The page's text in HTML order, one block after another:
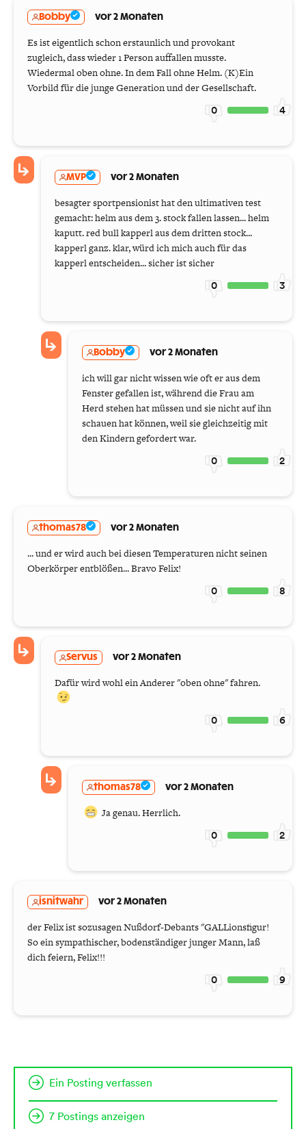
Bobby vor 2 Monaten
Es ist eigentlich schon erstaunlich und provokant
zugleich, dass wieder 1 Person auffallen musste.
Wiedermal oben ohne. In dem Fall ohne Helm. (K)Ein
Vorbild für die junge Generation und der Gesellschaft.
0 4
MVP vor 2 Monaten
besagter sportpensionist hat den ultimativen test
gemacht: helm aus dem 3. stock fallen lassen... helm
kaputt. red bull kapperl aus dem dritten stock...
kapperl ganz. klar, würd ich mich auch für das
kapperl entscheiden... sicher ist sicher
0 3
Bobby vor 2 Monaten
ich will gar nicht wissen wie oft er aus dem
Fenster gefallen ist, während die Frau am
Herd stehen hat müssen und sie nicht auf ihn
schauen hat können, weil sie gleichzeitig mit
den Kindern gefordert war.
0 2
thomas78 vor 2 Monaten
... und er wird auch bei diesen Temperaturen nicht seinen
Oberkörper entblößen... Bravo Felix!
0 8
Servus vor 2 Monaten
Dafür wird wohl ein Anderer "oben ohne" fahren.
0 6
thomas78 vor 2 Monaten
Ja genau. Herrlich.
0 2
isnitwahr vor 2 Monaten
der Felix ist sozusagen Nußdorf-Debants "GALLionsfigur!
So ein sympathischer, bodenständiger junger Mann, laß
dich feiern, Felix!!!
0 9
Ein Posting verfassen
7 Postings anzeigen